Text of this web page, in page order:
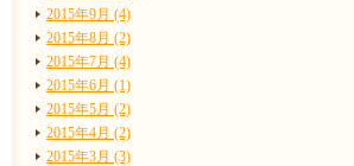
2015年9月 (4)
2015年8月 (2)
2015年7月 (4)
2015年6月 (1)
2015年5月 (2)
2015年4月 (2)
2015年3月 (3)